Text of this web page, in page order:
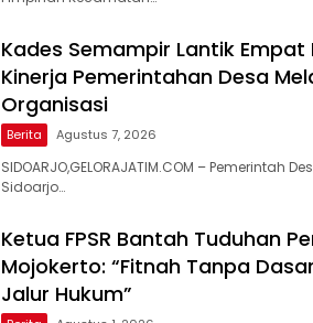
Kades Semampir Lantik
Kinerja Pemerintahan Desa
Organisasi
Berita Agustus 7, 2026
SIDOARJO,GELORAJATIM.COM – Pemerintah
Sidoarjo…
Ketua FPSR Bantah Tuduhan
Mojokerto: “Fitnah Tanpa
Jalur Hukum”